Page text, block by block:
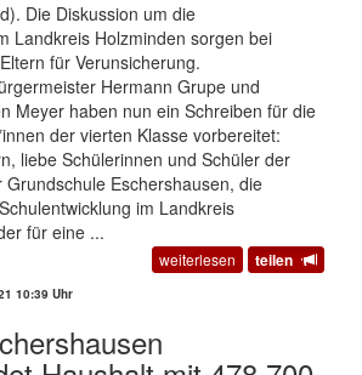
Die Diskussion um die
Landkreis Holzminden sorgen bei
für Verunsicherung.
Hermann Grupe und
Meyer haben nun ein Schreiben für die
der vierten Klasse vorbereitet:
liebe Schülerinnen und Schüler der
Eschershausen, die
im Landkreis
für eine ...
weiterlesen teilen
10:39 Uhr